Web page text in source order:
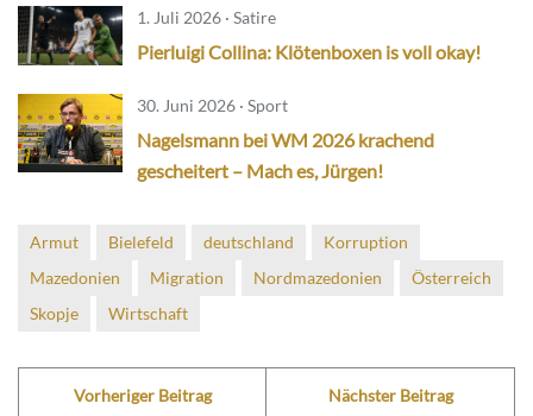
1. Juli 2026 · Satire
Pierluigi Collina: Klötenboxen is voll okay!
30. Juni 2026 · Sport
Nagelsmann bei WM 2026 krachend
gescheitert – Mach es, Jürgen!
Armut Bielefeld deutschland
Korruption
Mazedonien
Migration Nordmazedonien
Österreich
Skopje
Wirtschaft
Vorheriger Beitrag Nächster Beitrag